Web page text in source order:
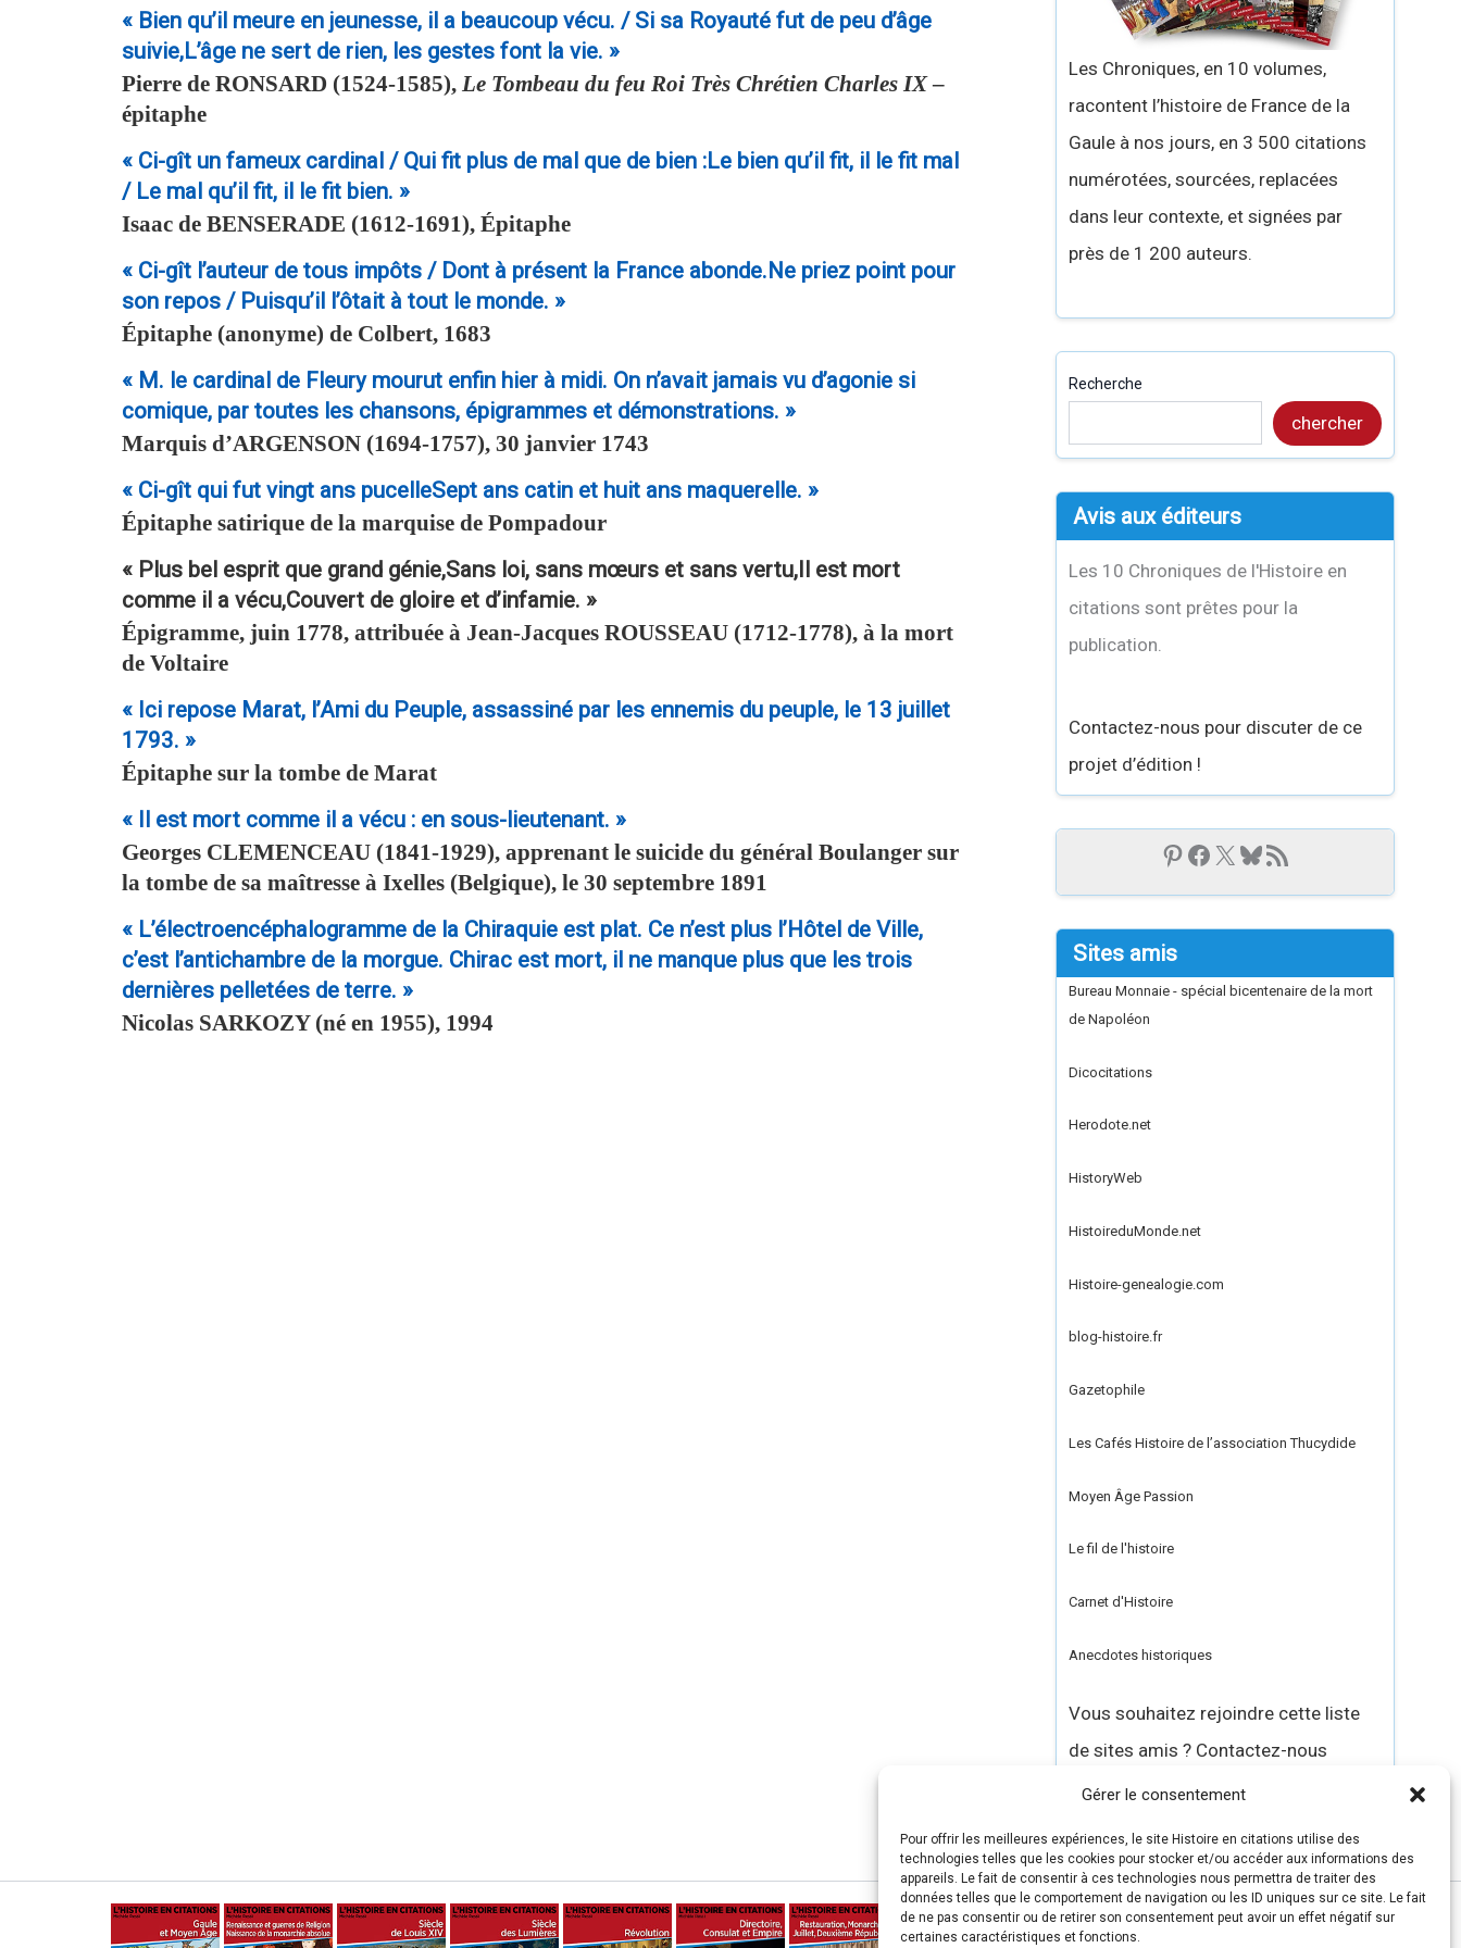
Gérer le consentement
Pour offrir les meilleures expériences, le site Histoire en citations utilise des
technologies telles que les cookies pour stocker et/ou accéder aux informations des
appareils. Le fait de consentir à ces technologies nous permettra de traiter des
données telles que le comportement de navigation ou les ID uniques sur ce site. Le fait
de ne pas consentir ou de retirer son consentement peut avoir un effet négatif sur
certaines caractéristiques et fonctions.
« Bien qu’il meure en jeunesse, il a beaucoup vécu. / Si sa Royauté fut de peu d’âge
suivie,L’âge ne sert de rien, les gestes font la vie. »
Pierre de RONSARD (1524-1585), Le Tombeau du feu Roi Très Chrétien Charles IX–
épitaphe
« Ci-gît un fameux cardinal / Qui fit plus de mal que de bien :Le bien qu’il fit, il le fit mal
/ Le mal qu’il fit, il le fit bien. »
Isaac de BENSERADE (1612-1691), Épitaphe
« Ci-gît l’auteur de tous impôts / Dont à présent la France abonde.Ne priez point pour
son repos / Puisqu’il l’ôtait à tout le monde. »
Épitaphe (anonyme) de Colbert, 1683
« M. le cardinal de Fleury mourut enfin hier à midi. On n’avait jamais vu d’agonie si
comique, par toutes les chansons, épigrammes et démonstrations. »
Marquis d’ARGENSON (1694-1757), 30 janvier 1743
« Ci-gît qui fut vingt ans pucelleSept ans catin et huit ans maquerelle. »
Épitaphe satirique de la marquise de Pompadour
« Plus bel esprit que grand génie,Sans loi, sans mœurs et sans vertu,Il est mort
comme il a vécu,Couvert de gloire et d’infamie. »
Épigramme, juin 1778, attribuée à Jean-Jacques ROUSSEAU (1712-1778), à la mort
de Voltaire
« Ici repose Marat, l’Ami du Peuple, assassiné par les ennemis du peuple, le 13 juillet
1793. »
Épitaphe sur la tombe de Marat
« Il est mort comme il a vécu : en sous-lieutenant. »
Georges CLEMENCEAU (1841-1929), apprenant le suicide du général Boulanger sur
la tombe de sa maîtresse à Ixelles (Belgique), le 30 septembre 1891
« L’électroencéphalogramme de la Chiraquie est plat. Ce n’est plus l’Hôtel de Ville,
c’est l’antichambre de la morgue. Chirac est mort, il ne manque plus que les trois
dernières pelletées de terre. »
Nicolas SARKOZY(né en 1955), 1994
Les Chroniques, en 10 volumes,
racontent l’histoire de France de la
Gaule à nos jours, en 3 500 citations
numérotées, sourcées, replacées
dans leur contexte, et signées par
près de 1 200 auteurs.
Recherche
chercher
Avis aux éditeurs
Les 10 Chroniques de l'Histoire en
citations sont prêtes pour la
publication.
Contactez-nous pour discuter de ce
projet d’édition !
Sites amis
Bureau Monnaie - spécial bicentenaire de la mort
de Napoléon
Dicocitations
Herodote.net
HistoryWeb
HistoireduMonde.net
Histoire-genealogie.com
blog-histoire.fr
Gazetophile
Les Cafés Histoire de l’association Thucydide
Moyen Âge Passion
Le fil de l'histoire
Carnet d'Histoire
Anecdotes historiques
Vous souhaitez rejoindre cette liste
de sites amis ? Contactez-nous